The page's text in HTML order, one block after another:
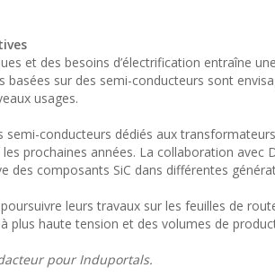
et des besoins d’électrification entraîne
basées sur des semi-conducteurs sont
usages.
semi-conducteurs dédiés aux
les prochaines années. La collaboration avec
des composants SiC dans différentes
leurs travaux sur les feuilles de
plus haute tension et des volumes de
pour Induportals.